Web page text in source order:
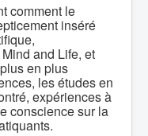
comment le
inséré
and Life, et
en plus
les études en
expériences à
conscience sur la